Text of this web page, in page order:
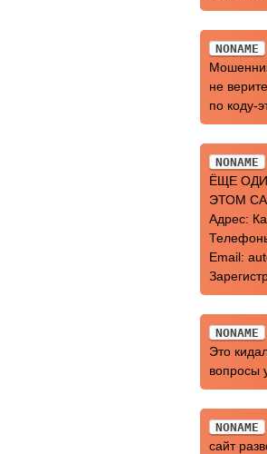
NONAME
не
по коду-
NONAME
ЁЩЕ
ЭТОМ
Адрес:
Email:
NONAME
Это
вопросы
NONAME
сайт